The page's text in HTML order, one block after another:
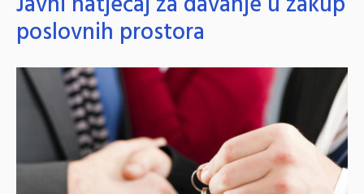
poslovnih prostora